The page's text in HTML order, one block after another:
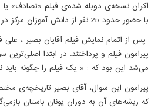
با حضور حدود 25 نفر از دانش آموزان مرکز در ساعت 13 آغاز گردید.
پس از اتمام نمایش فیلم آقایان بصیر ،
پیرامون فیلم و پرداختند. در ابتدا اصلی‌ترین
می‌شد این بود که : « یک فیلم را چگونه باید
پیرامون این سوال، آقای بصیر تاریخچه‌ی
که ریشه‌های آن به دوران یونان باستان